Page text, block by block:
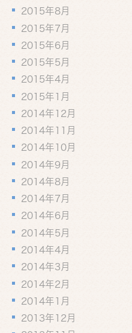
2015年8月
2015年7月
2015年6月
2015年5月
2015年4月
2015年1月
2014年12月
2014年11月
2014年10月
2014年9月
2014年8月
2014年7月
2014年6月
2014年5月
2014年4月
2014年3月
2014年2月
2014年1月
2013年12月